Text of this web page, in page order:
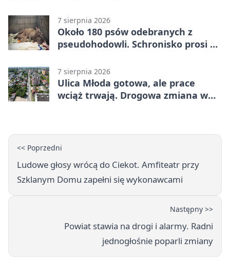
7 sierpnia 2026
Około 180 psów odebranych z
pseudohodowli. Schronisko prosi o
7 sierpnia 2026
Ulica Młoda gotowa, ale prace
wciąż trwają. Drogowa zmiana w
<< Poprzedni
Ludowe głosy wrócą do Ciekot. Amfiteatr przy
Szklanym Domu zapełni się wykonawcami
Następny >>
Powiat stawia na drogi i alarmy. Radni
jednogłośnie poparli zmiany